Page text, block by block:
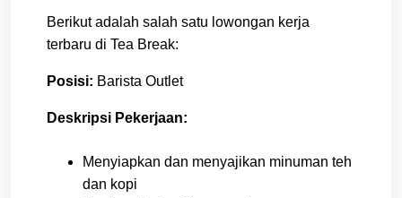
Berikut adalah salah satu lowongan kerja
terbaru di Tea Break:
Posisi: Barista Outlet
Deskripsi Pekerjaan:
Menyiapkan dan menyajikan minuman teh
dan kopi